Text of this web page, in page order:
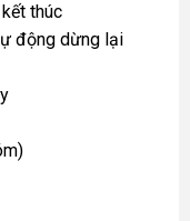
thúc
động dừng lại